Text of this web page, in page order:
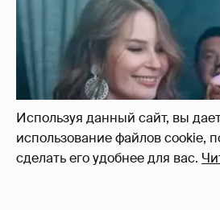
Используя данный сайт, вы
использование файлов cookie,
сделать его удобнее для вас.
Неужели правда?